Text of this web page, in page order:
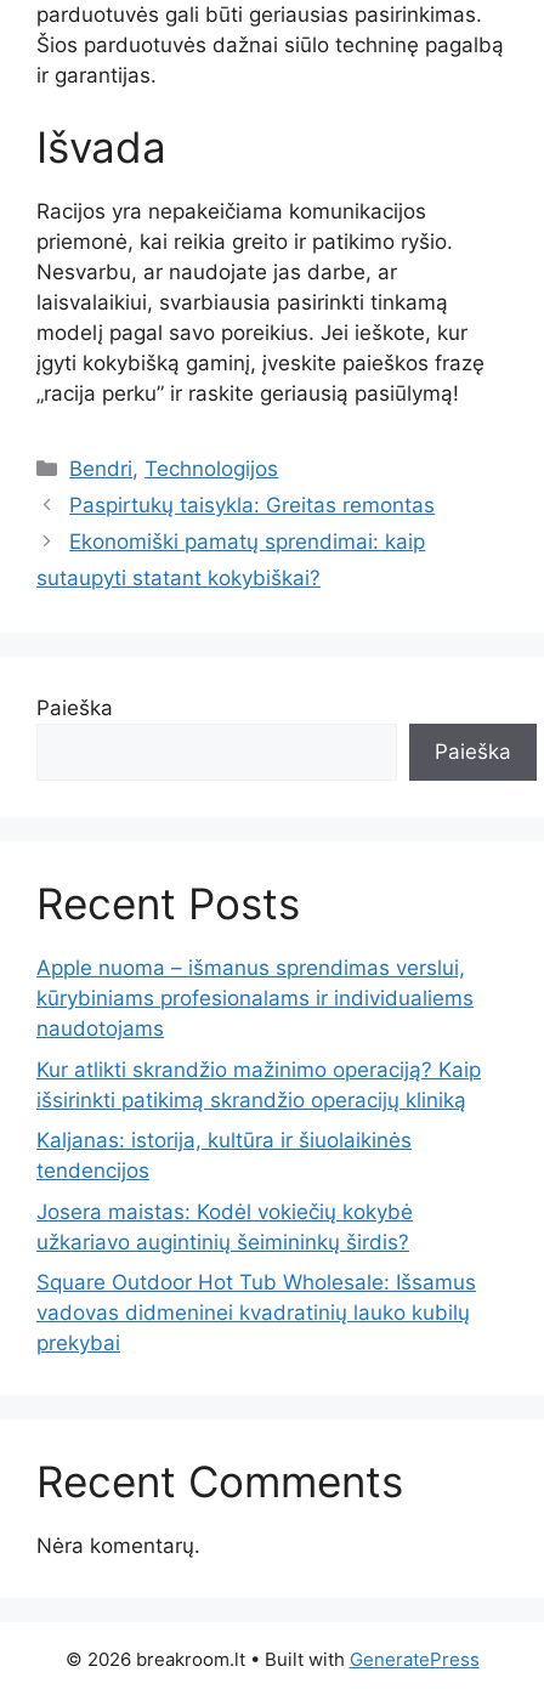
parduotuvės gali būti geriausias pasirinkimas.
Šios parduotuvės dažnai siūlo techninę pagalbą
ir garantijas.
Išvada
Racijos yra nepakeičiama komunikacijos
priemonė, kai reikia greito ir patikimo ryšio.
Nesvarbu, ar naudojate jas darbe, ar
laisvalaikiui, svarbiausia pasirinkti tinkamą
modelį pagal savo poreikius. Jei ieškote, kur
įgyti kokybišką gaminį, įveskite paieškos frazę
„racija perku” ir raskite geriausią pasiūlymą!
Kategorijos
Bendri,Technologijos
Paspirtukų taisykla: Greitas remontas
Ekonomiški pamatų sprendimai: kaip
sutaupyti statant kokybiškai?
Paieška
Paieška
Recent Posts
Apple nuoma – išmanus sprendimas verslui,
kūrybiniams profesionalams ir individualiems
naudotojams
Kur atlikti skrandžio mažinimo operaciją? Kaip
išsirinkti patikimą skrandžio operacijų kliniką
Kaljanas: istorija, kultūra ir šiuolaikinės
tendencijos
Josera maistas: Kodėl vokiečių kokybė
užkariavo augintinių šeimininkų širdis?
Square Outdoor Hot Tub Wholesale: Išsamus
vadovas didmeninei kvadratinių lauko kubilų
prekybai
Recent Comments
Nėra komentarų.
© 2026 breakroom.lt• Built with GeneratePress